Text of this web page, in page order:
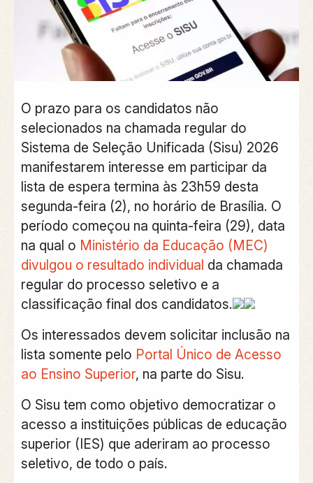
O prazo para os candidatos não
selecionados na chamada regular do
Sistema de Seleção Unificada (Sisu) 2026
manifestarem interesse em participar da
lista de espera termina às 23h59 desta
segunda-feira (2), no horário de Brasília. O
período começou na quinta-feira (29), data
na qual o Ministério da Educação (MEC)
divulgou o resultado individual da chamada
regular do processo seletivo e a
classificação final dos candidatos.
Os interessados devem solicitar inclusão na
lista somente pelo Portal Único de Acesso
ao Ensino Superior, na parte do Sisu.
O Sisu tem como objetivo democratizar o
acesso a instituições públicas de educação
superior (IES) que aderiram ao processo
seletivo, de todo o país.